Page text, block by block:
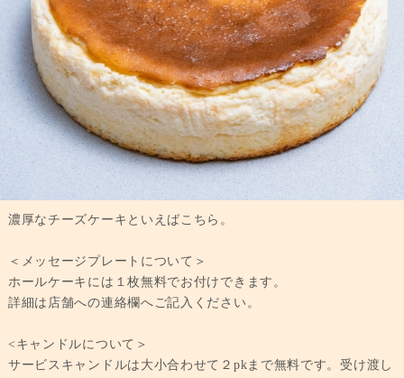
濃厚なチーズケーキといえばこちら。
＜メッセージプレートについて＞
ホールケーキには１枚無料でお付けできます。
詳細は店舗への連絡欄へご記入ください。
<キャンドルについて＞
サービスキャンドルは大小合わせて２pkまで無料です。受け渡し